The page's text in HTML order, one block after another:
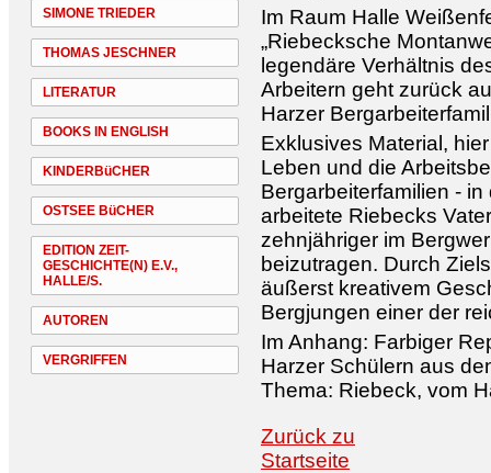
SIMONE TRIEDER
THOMAS JESCHNER
LITERATUR
BOOKS IN ENGLISH
KINDERBüCHER
OSTSEE BüCHER
EDITION ZEIT-
GESCHICHTE(N) E.V.,
HALLE/S.
AUTOREN
VERGRIFFEN
Im Raum Halle
„Riebecksche
legendäre Verhältnis
Arbeitern geht zurück
Harzer
Exklusives Material,
Leben und die
Bergarbeiterfamilien -
arbeitete Riebecks
zehnjähriger im
beizutragen. Durch
äußerst kreativem
Bergjungen einer der
Im Anhang: Farbiger
Harzer Schülern aus
Thema: Riebeck, vom
Zurück zu
Startseite